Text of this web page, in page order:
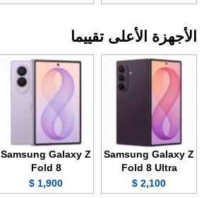
الأجهزة الأعلى تقييما
Samsung Galaxy Z
Fold 8 Ultra
2,100 $
Samsung Galaxy Z
Fold 8
1,900 $